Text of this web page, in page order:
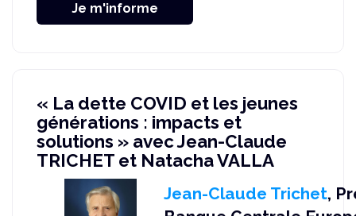
Je m'informe
« La dette COVID et les jeunes
générations : impacts et
solutions » avec Jean-Claude
TRICHET et Natacha VALLA
Jean-Claude Trichet,